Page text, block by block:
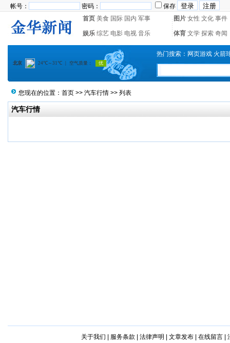
帐号： 密码：
保存
首页 美食 国际 国内 军事 图片 女性 文化 事件
娱乐 综艺 电影 电视 音乐 体育 文学 探索 奇闻
热门搜索： 网页游戏 火箭
您现在的位置： 首页 >> 汽车行情 >> 列表
汽车行情
关于我们 服务条款 法律声明 文章发布| 在线留言|